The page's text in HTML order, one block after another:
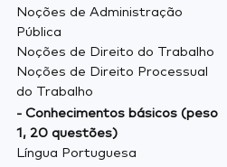
Noções de Administração
Pública
Noções de Direito do Trabalho
Noções de Direito Processual
do Trabalho
- Conhecimentos básicos (peso
1, 20 questões)
Língua Portuguesa